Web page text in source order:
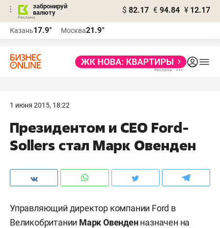
забронируй
валюту
$ 82.17 € 94.84 ¥ 12.17
Казань17.9° Москва21.9°
1 июня 2015, 18:22
Президентом и СЕО Ford-
Sollers стал Марк Овенден
Управляющий директор компании Ford в
Великобритании Марк Овенденназначен на